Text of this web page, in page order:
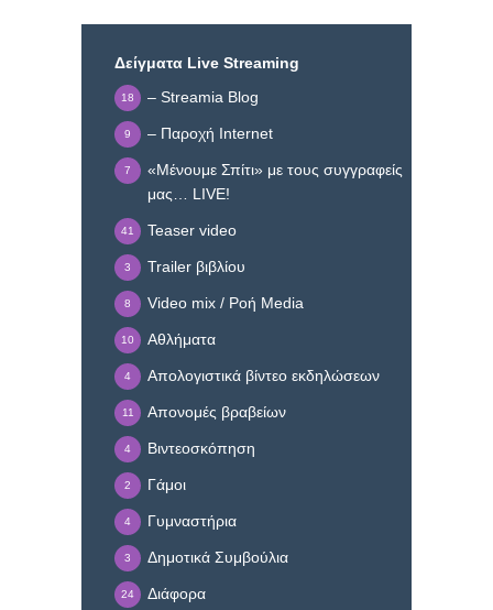
Δείγματα Live Streaming
– Streamia Blog
18
– Παροχή Internet
9
«Μένουμε Σπίτι» με τους συγγραφείς
μας… LIVE!
7
Teaser video
41
Trailer βιβλίου
3
Video mix / Ροή Media
8
Αθλήματα
10
Απολογιστικά βίντεο εκδηλώσεων
4
Απονομές βραβείων
11
Βιντεοσκόπηση
4
Γάμοι
2
Γυμναστήρια
4
Δημοτικά Συμβούλια
3
Διάφορα
24